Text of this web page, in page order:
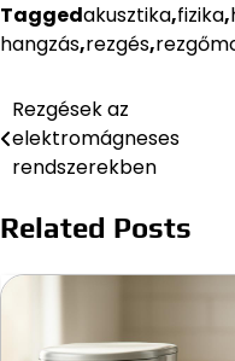
Taggedakusztika,fizika,
hangzás,rezgés,
Bejegyzés
navigáció
Rezgések az
elektromágneses
rendszerekben
Related Posts